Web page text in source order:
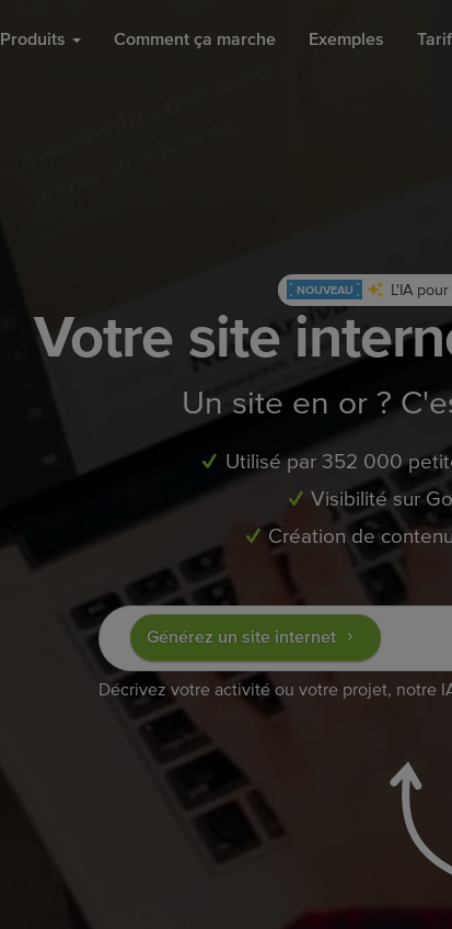
Produits Comment ça marche Exemples
NOUVEAU L'IA
Votre site
Un site en or ?
Utilisé par 352 000
Visibilité sur
Création de
Générez un site internet
Décrivez votre activité ou votre projet, notre